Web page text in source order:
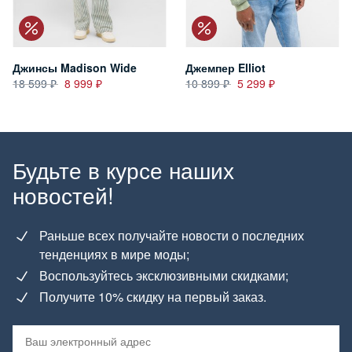
Джинсы Madison Wide
18 599
8 999
Джемпер Elliot
10 899
5 299
Будьте в курсе наших
новостей!
Раньше всех получайте новости о последних
тенденциях в мире моды;
Воспользуйтесь эксклюзивными скидками;
Получите 10% скидку на первый заказ.